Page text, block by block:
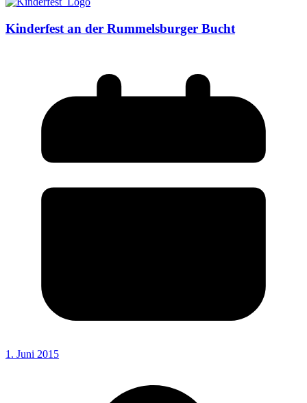
Kinderfest an der Rummelsburger Bucht
1. Juni 2015